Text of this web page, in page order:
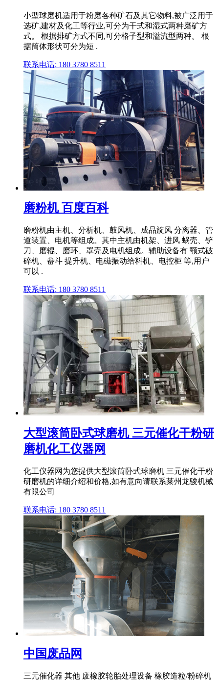
小型球磨机适用于粉磨各种矿石及其它物料,被广泛用于
选矿,建材及化工等行业,可分为干式和湿式两种磨矿方
式。 根据排矿方式不同,可分格子型和溢流型两种。 根
据筒体形状可分为短 .
联系电话: 180 3780 8511
磨粉机 百度百科
磨粉机由主机、分析机、鼓风机、成品旋风 分离器、管
道装置、电机等组成。其中主机由机架、进风 蜗壳、铲
刀、磨辊、磨环、罩壳及电机组成。辅助设备有 颚式破
碎机、畚斗 提升机、电磁振动给料机、电控柜 等,用户
可以 .
联系电话: 180 3780 8511
大型滚筒卧式球磨机 三元催化干粉研
磨机化工仪器网
化工仪器网为您提供大型滚筒卧式球磨机 三元催化干粉
研磨机的详细介绍和价格,如有意向请联系莱州龙骏机械
有限公司
联系电话: 180 3780 8511
中国废品网
三元催化器 其他 废橡胶轮胎处理设备 橡胶造粒/粉碎机